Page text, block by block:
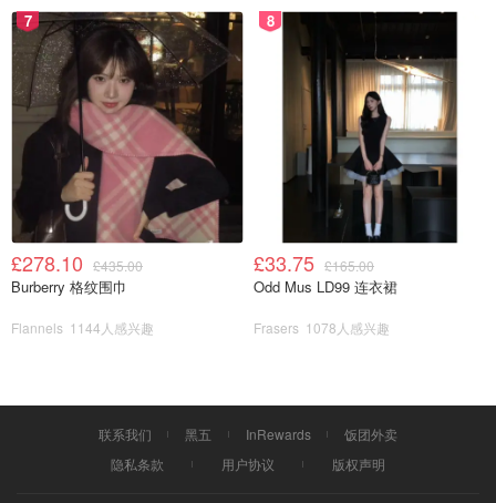
7
£278.10 £435.00
Burberry 格纹围巾
Flannels 1144人感兴趣
8
£33.75 £165.00
Odd Mus LD99 连衣裙
Frasers 1078人感兴趣
联系我们 黑五 InRewards
饭团外卖
隐私条款
用户协议 版权声明